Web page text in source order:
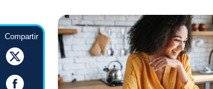
Compartir